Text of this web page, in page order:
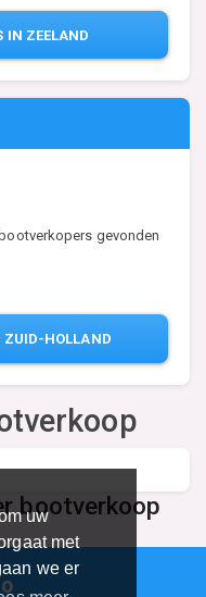
uw
met
we er
IN ZEELAND
gevonden
ZUID-HOLLAND
bootverkoop